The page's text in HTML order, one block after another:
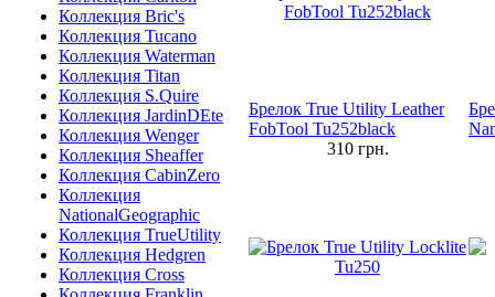
Коллекция Bric's
Коллекция Tucano
Коллекция Waterman
Коллекция Titan
Коллекция S.Quire
Коллекция JardinDEte
Коллекция Wenger
Коллекция Sheaffer
Коллекция CabinZero
Коллекция
NationalGeographic
Коллекция TrueUtility
Коллекция Hedgren
Коллекция Cross
Брелок True Utility Leather
FobTool Tu252black
310грн.